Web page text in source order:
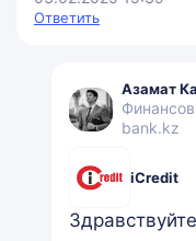
Ответить
Азамат
bank.kz
iCredit